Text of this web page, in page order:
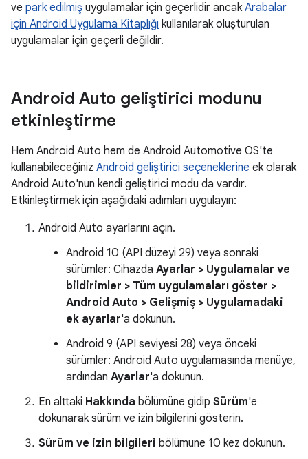
ve park edilmiş uygulamalar için geçerlidir ancak Arabalar
için Android Uygulama Kitaplığı kullanılarak oluşturulan
uygulamalar için geçerli değildir.
Android Auto geliştirici modunu
etkinleştirme
Hem Android Auto hem de Android Automotive OS'te
kullanabileceğiniz Android geliştirici seçeneklerine ek olarak
Android Auto'nun kendi geliştirici modu da vardır.
Etkinleştirmek için aşağıdaki adımları uygulayın:
Android Auto ayarlarını açın.
Android 10 (API düzeyi 29) veya sonraki
sürümler: Cihazda Ayarlar > Uygulamalar ve
bildirimler > Tüm uygulamaları göster >
Android Auto > Gelişmiş > Uygulamadaki
ek ayarlar'a dokunun.
Android 9 (API seviyesi 28) veya önceki
sürümler: Android Auto uygulamasında menüye,
ardından Ayarlar'a dokunun.
En alttaki Hakkında bölümüne gidip Sürüm'e
dokunarak sürüm ve izin bilgilerini gösterin.
Sürüm ve izin bilgileri bölümüne 10 kez dokunun.